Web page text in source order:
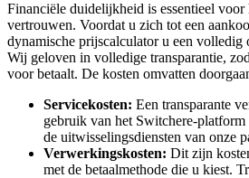
Financiële duidelijkheid is essentieel voor
vertrouwen. Voordat u zich tot een
dynamische prijscalculator u een volledig
Wij geloven in volledige transparantie,
voor betaalt. De kosten omvatten
Servicekosten: Een transparante
gebruik van het Switchere-
de uitwisselingsdiensten van onze
Verwerkingskosten: Dit zijn
met de betaalmethode die u kiest.